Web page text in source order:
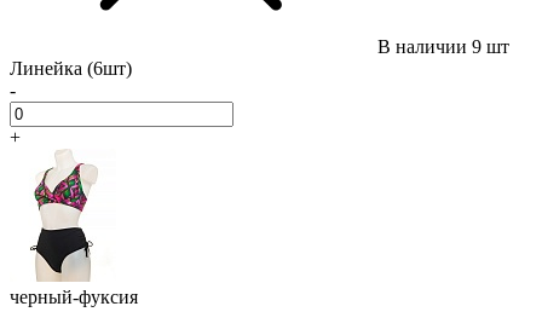
В наличии 9 шт
Линейка (6шт)
-
+
черный-фуксия